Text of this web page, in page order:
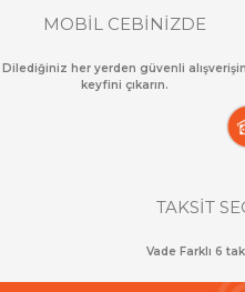
MOBİL CEBİNİZDE
Dilediğiniz her yerden güvenli alışverişin
keyfini çıkarın.
TAKSİT
Vade Farklı 6